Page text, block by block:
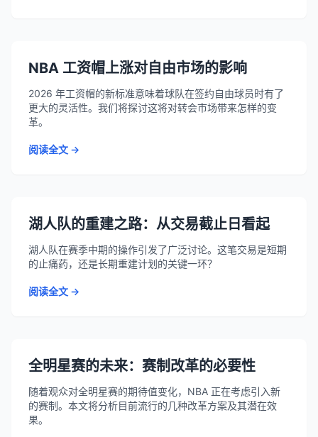
NBA 工资帽上涨对自由市场的影响
2026 年工资帽的新标准意味着球队在签约自由球员时有了
更大的灵活性。我们将探讨这将对转会市场带来怎样的变
革。
阅读全文 →
湖人队的重建之路：从交易截止日看起
湖人队在赛季中期的操作引发了广泛讨论。这笔交易是短期
的止痛药，还是长期重建计划的关键一环？
阅读全文 →
全明星赛的未来：赛制改革的必要性
随着观众对全明星赛的期待值变化，NBA 正在考虑引入新
的赛制。本文将分析目前流行的几种改革方案及其潜在效
果。